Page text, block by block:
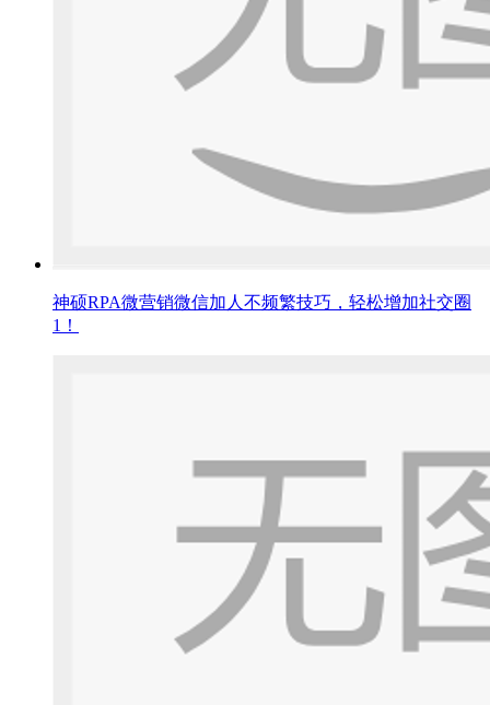
神硕RPA微营销微信加人不频繁技巧，轻松增加社交圈
1！